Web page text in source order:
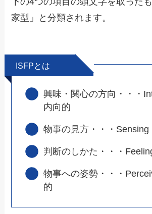
家型」と分類されます。
ISFPとは
興味・関心の方向・・・
内向的
物事の見方・・・Sensing
判断のしかた・・・
物事への姿勢・・・
的